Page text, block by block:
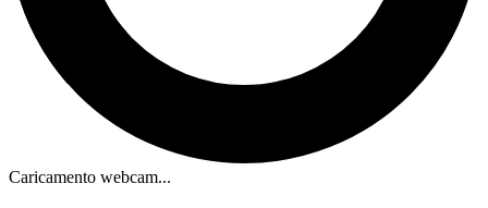
Caricamento webcam...